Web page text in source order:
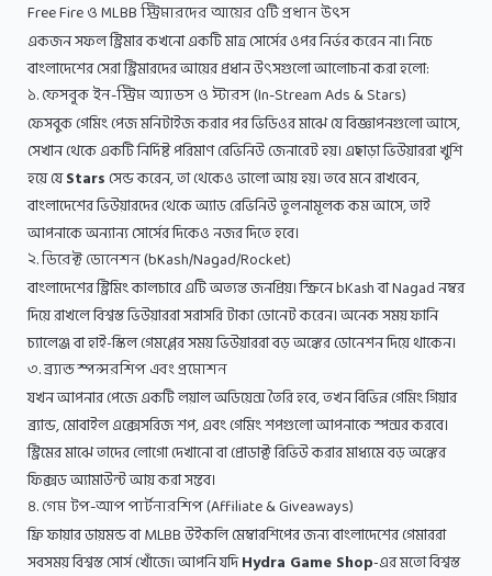
Free Fire ও MLBB স্ট্রিমারদের আয়ের ৫টি প্রধান উৎস
একজন সফল স্ট্রিমার কখনো একটি মাত্র সোর্সের ওপর নির্ভর করেন না। নিচে
বাংলাদেশের সেরা স্ট্রিমারদের আয়ের প্রধান উৎসগুলো আলোচনা করা হলো:
১. ফেসবুক ইন-স্ট্রিম অ্যাডস ও স্টারস (In-Stream Ads & Stars)
ফেসবুক গেমিং পেজ মনিটাইজ করার পর ভিডিওর মাঝে যে বিজ্ঞাপনগুলো আসে,
সেখান থেকে একটি নির্দিষ্ট পরিমাণ রেভিনিউ জেনারেট হয়। এছাড়া ভিউয়াররা খুশি
হয়ে যেStars সেন্ড করেন, তা থেকেও ভালো আয় হয়। তবে মনে রাখবেন,
বাংলাদেশের ভিউয়ারদের থেকে অ্যাড রেভিনিউ তুলনামূলক কম আসে, তাই
আপনাকে অন্যান্য সোর্সের দিকেও নজর দিতে হবে।
২. ডিরেক্ট ডোনেশন (bKash/Nagad/Rocket)
বাংলাদেশের স্ট্রিমিং কালচারে এটি অত্যন্ত জনপ্রিয়। স্ক্রিনে bKash বা Nagad নম্বর
দিয়ে রাখলে বিশ্বস্ত ভিউয়াররা সরাসরি টাকা ডোনেট করেন। অনেক সময় ফানি
চ্যালেঞ্জ বা হাই-স্কিল গেমপ্লের সময় ভিউয়াররা বড় অঙ্কের ডোনেশন দিয়ে থাকেন।
৩. ব্র্যান্ড স্পন্সরশিপ এবং প্রমোশন
যখন আপনার পেজে একটি লয়াল অডিয়েন্স তৈরি হবে, তখন বিভিন্ন গেমিং গিয়ার
ব্র্যান্ড, মোবাইল এক্সেসরিজ শপ, এবং গেমিং শপগুলো আপনাকে স্পন্সর করবে।
স্ট্রিমের মাঝে তাদের লোগো দেখানো বা প্রোডাক্ট রিভিউ করার মাধ্যমে বড় অঙ্কের
ফিক্সড অ্যামাউন্ট আয় করা সম্ভব।
৪. গেম টপ-আপ পার্টনারশিপ (Affiliate & Giveaways)
ফ্রি ফায়ার ডায়মন্ড বা MLBB উইকলি মেম্বারশিপের জন্য বাংলাদেশের গেমাররা
সবসময় বিশ্বস্ত সোর্স খোঁজে। আপনি যদিHydra Game Shop-এর মতো বিশ্বস্ত